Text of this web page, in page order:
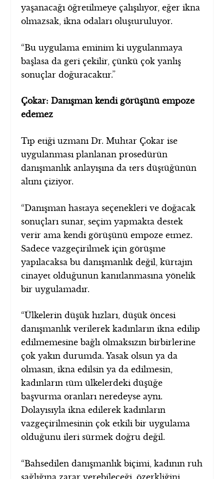
yaşanacağı öğretilmeye çalışılıyor, eğer ikna
olmazsak, ikna odaları oluşturuluyor.
“Bu uygulama eminim ki uygulanmaya
başlasa da geri çekilir, çünkü çok yanlış
sonuçlar doğuracaktır.”
Çokar: Danışman kendi görüşünü empoze
edemez
Tıp etiği uzmanı Dr. Muhtar Çokar ise
uygulanması planlanan prosedürün
danışmanlık anlayışına da ters düştüğünün
altını çiziyor.
“Danışman hastaya seçenekleri ve doğacak
sonuçları sunar, seçim yapmakta destek
verir ama kendi görüşünü empoze etmez.
Sadece vazgeçirilmek için görüşme
yapılacaksa bu danışmanlık değil, kürtajın
cinayet olduğunun kanıtlanmasına yönelik
bir uygulamadır.
“Ülkelerin düşük hızları, düşük öncesi
danışmanlık verilerek kadınların ikna edilip
edilmemesine bağlı olmaksızın birbirlerine
çok yakın durumda. Yasak olsun ya da
olmasın, ikna edilsin ya da edilmesin,
kadınların tüm ülkelerdeki düşüğe
başvurma oranları neredeyse aynı.
Dolayısıyla ikna edilerek kadınların
vazgeçirilmesinin çok etkili bir uygulama
olduğunu ileri sürmek doğru değil.
“Bahsedilen danışmanlık biçimi, kadının ruh
sağlığına zarar verebileceği, özerkliğini